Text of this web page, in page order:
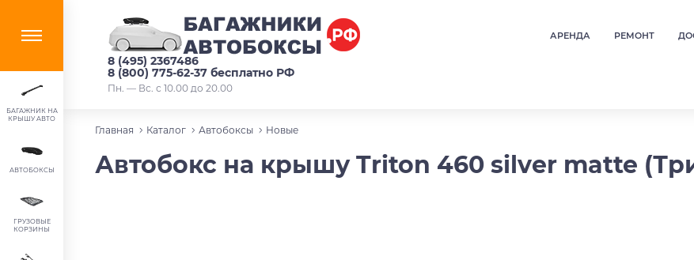
АРЕНДА РЕМОНТ
8 (495) 2367486
8 (800) 775-62-37 бесплатно РФ
Пн. — Вс. с 10.00 до 20.00
БАГАЖНИК НА
КРЫШУ АВТО
АВТОБОКСЫ
ГРУЗОВЫЕ
КОРЗИНЫ
Главная Каталог Автобоксы Новые
Автобокс на крышу Triton 460 silver matte